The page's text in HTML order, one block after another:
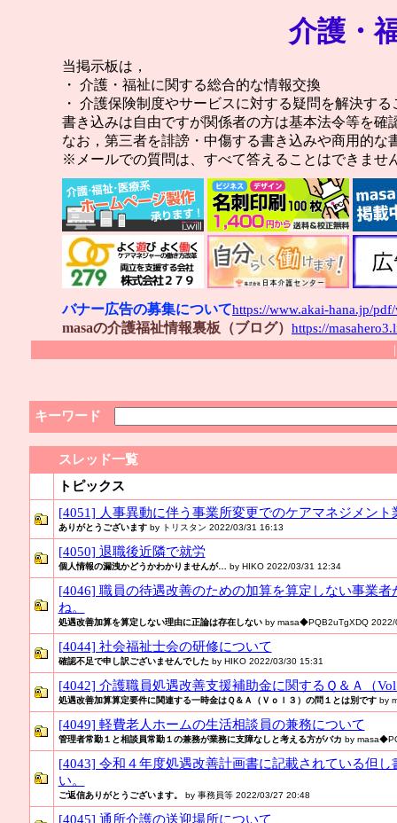
介護・
当掲示板は，
・ 介護・福祉に関する総合的な情報交換
・ 介護保険制度やサービスに対する疑問を解決す
書き込みは自由ですが関係者の方は基本法令等を確
なお，第三者を誹謗・中傷する書き込みや商用的
※メールでの質問は、すべて答えることはできませ
バナー広告の募集についてhttps://www.akai-hana.jp/
masaの介護福祉情報裏板（ブログ） https://
|
キーワード
スレッド一覧
トピックス
[4051] 人事異動に伴う事業所変更でのケアマネジメント
ありがとうございますby トリスタン 2022/03/31 16:13
[4050] 退職後近隣で就労
個人情報の漏洩かどうかわかりませんが… by HIKO 2022/03/31 12:34
[4046] 職員の待遇改善のための加算を算定しない事業
ね。
処遇改善加算を算定しない理由に正論は存在しないby masa◆PQB2uTgXDQ 2022/
[4044] 社会福祉士会の研修について
確認不足で申し訳ございませんでした by HIKO 2022/03/30 15:31
[4042] 介護職員処遇改善支援補助金に関するＱ＆Ａ（
処遇改善加算算定要件に関連する一時金はＱ＆Ａ（Ｖｏｌ３）の問１とは別ですby
[4049] 軽費老人ホームの生活相談員の兼務について
管理者常勤１と相談員常勤１の兼務が業務に支障なしと考える方がバカ by
[4043] 令和４年度処遇改善計画書に記載されている但
い。
ご返信ありがとうございます。 by 事務員等 2022/03/27 20:48
[4045] 通所介護の送迎場所について